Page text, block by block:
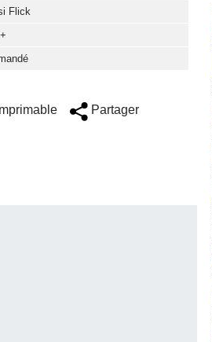
Flick
Partager